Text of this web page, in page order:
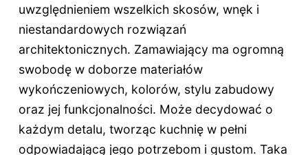
uwzględnieniem wszelkich skosów, wnęk i
niestandardowych rozwiązań
architektonicznych. Zamawiający ma ogromną
swobodę w doborze materiałów
wykończeniowych, kolorów, stylu zabudowy
oraz jej funkcjonalności. Może decydować o
każdym detalu, tworząc kuchnię w pełni
odpowiadającą jego potrzebom i gustom. Taka